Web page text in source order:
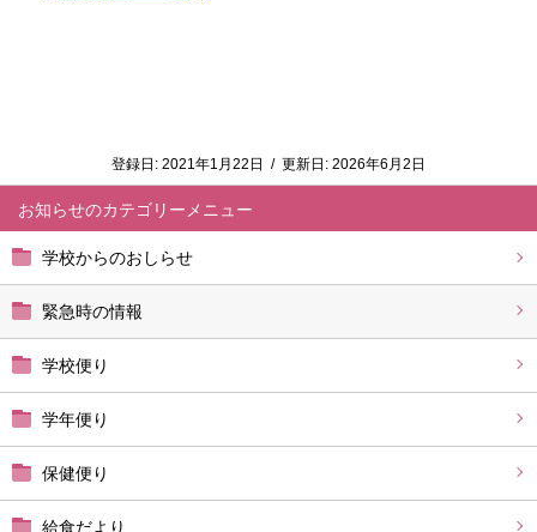
お知らせ
学校からのおしらせ
緊急時の情報
学校便り
学年便り
保健便り
給食だより
登録日: 2021年1月22日 / 更新日: 2026年6月2日